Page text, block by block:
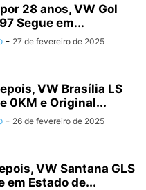
28 anos, VW Gol
Segue em...
- 27 de fevereiro de 2025
VW Brasília LS
0KM e Original...
- 26 de fevereiro de 2025
VW Santana GLS
em Estado de...